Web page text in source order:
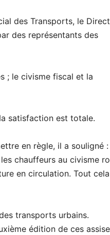
des Transports, le
des représentants des
; le civisme fiscal et la
satisfaction est totale.
en règle, il a souligné
chauffeurs au civisme
en circulation. Tout
transports urbains.
édition de ces